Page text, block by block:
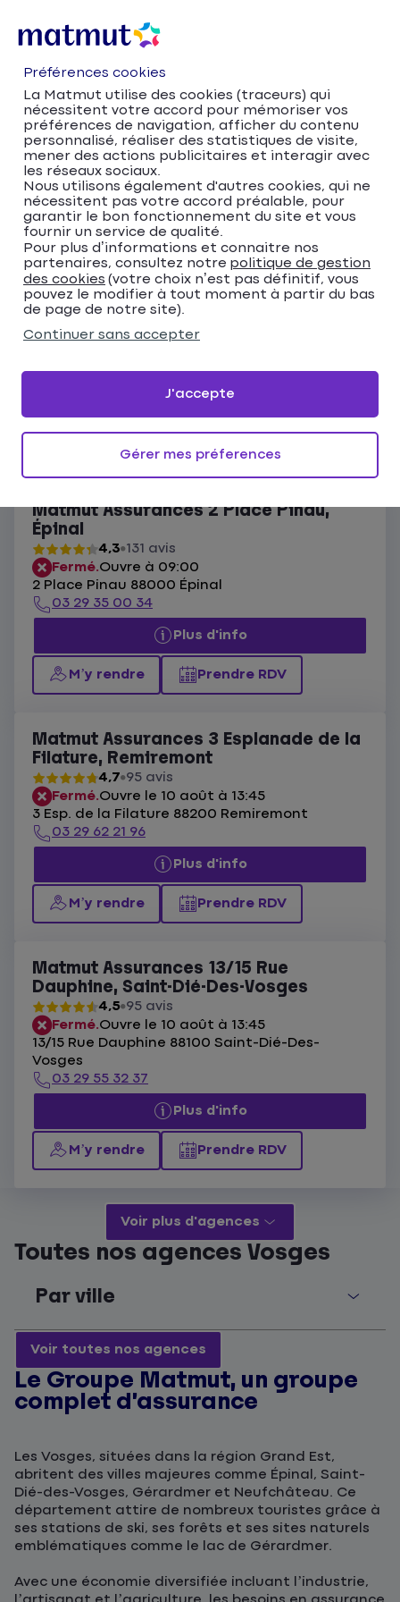
Accueil
Trouver votre agence Matmut
Grand Est
Vosges
Trouver votre agence
Matmut
Veuillez renseigner une adresse
Me localiser
Ouvert actuellement
Les agences Matmut Vosges
Carte
Matmut Assurances 2 Place Pinau,
Épinal
4,3 131 avis
Fermé.Ouvre à 09:00
2 Place Pinau 88000 Épinal
03 29 35 00 34
Plus d'info
M’y rendre Prendre RDV
Matmut Assurances 3 Esplanade de la
Filature, Remiremont
4,7 95 avis
Fermé.Ouvre le 10 août à 13:45
3 Esp. de la Filature 88200 Remiremont
03 29 62 21 96
Plus d'info
M’y rendre Prendre RDV
Matmut Assurances 13/15 Rue
Dauphine, Saint-Dié-Des-Vosges
4,5 95 avis
Fermé.Ouvre le 10 août à 13:45
13/15 Rue Dauphine 88100 Saint-Dié-Des-
Vosges
03 29 55 32 37
Plus d'info
M’y rendre Prendre RDV
Voir plus d'agences
Toutes nos agences Vosges
Par ville
Voir toutes nos agences
Le Groupe Matmut, un groupe
complet d’assurance
Les Vosges, situées dans la région Grand Est,
abritent des villes majeures comme Épinal, Saint-
Dié-des-Vosges, Gérardmer et Neufchâteau. Ce
département attire de nombreux touristes grâce à
ses stations de ski, ses forêts et ses sites naturels
emblématiques comme le lac de Gérardmer.
Avec une économie diversifiée incluant l’industrie,
Préférences cookies
La Matmut utilise des cookies (traceurs) qui
nécessitent votre accord pour mémoriser vos
préférences de navigation, afficher du contenu
personnalisé, réaliser des statistiques de visite,
mener des actions publicitaires et interagir avec
les réseaux sociaux.
Nous utilisons également d'autres cookies, qui ne
nécessitent pas votre accord préalable, pour
garantir le bon fonctionnement du site et vous
fournir un service de qualité.
Pour plus d’informations et connaitre nos
partenaires, consultez notre politique de gestion
des cookies (votre choix n’est pas définitif, vous
pouvez le modifier à tout moment à partir du bas
de page de notre site).
Continuer sans accepter
Gérer mes préferences
J'accepte